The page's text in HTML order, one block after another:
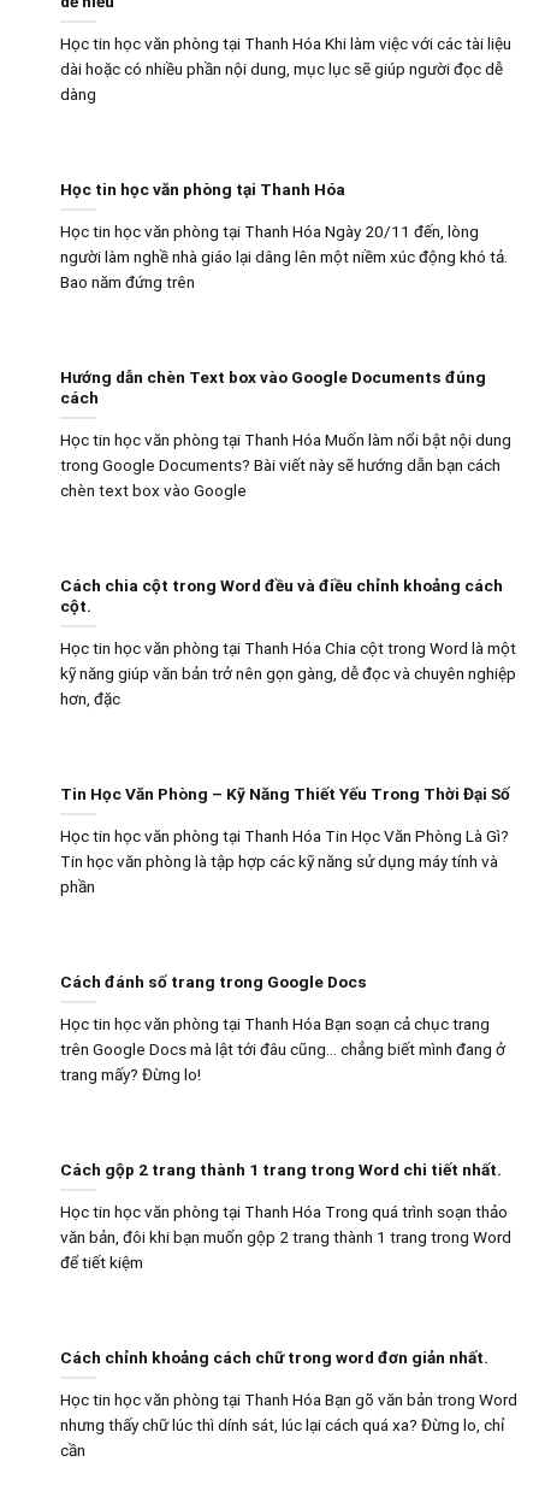
Học tin học văn phòng tại Thanh Hóa Khi làm việc với các tài liệu
dài hoặc có nhiều phần nội dung, mục lục sẽ giúp người đọc dễ
dàng
Học tin học văn phòng tại Thanh Hóa
Học tin học văn phòng tại Thanh Hóa Ngày 20/11 đến, lòng
người làm nghề nhà giáo lại dâng lên một niềm xúc động khó tả.
Bao năm đứng trên
Hướng dẫn chèn Text box vào Google Documents đúng
cách
Học tin học văn phòng tại Thanh Hóa Muốn làm nổi bật nội dung
trong Google Documents? Bài viết này sẽ hướng dẫn bạn cách
chèn text box vào Google
Cách chia cột trong Word đều và điều chỉnh khoảng cách
cột.
Học tin học văn phòng tại Thanh Hóa Chia cột trong Word là một
kỹ năng giúp văn bản trở nên gọn gàng, dễ đọc và chuyên nghiệp
hơn, đặc
Tin Học Văn Phòng – Kỹ Năng Thiết Yếu Trong Thời Đại Số
Học tin học văn phòng tại Thanh Hóa Tin Học Văn Phòng Là Gì?
Tin học văn phòng là tập hợp các kỹ năng sử dụng máy tính và
phần
Cách đánh số trang trong Google Docs
Học tin học văn phòng tại Thanh Hóa Bạn soạn cả chục trang
trên Google Docs mà lật tới đâu cũng… chẳng biết mình đang ở
trang mấy? Đừng lo!
Cách gộp 2 trang thành 1 trang trong Word chi tiết nhất.
Học tin học văn phòng tại Thanh Hóa Trong quá trình soạn thảo
văn bản, đôi khi bạn muốn gộp 2 trang thành 1 trang trong Word
để tiết kiệm
Cách chỉnh khoảng cách chữ trong word đơn giản nhất.
Học tin học văn phòng tại Thanh Hóa Bạn gõ văn bản trong Word
nhưng thấy chữ lúc thì dính sát, lúc lại cách quá xa? Đừng lo, chỉ
cần